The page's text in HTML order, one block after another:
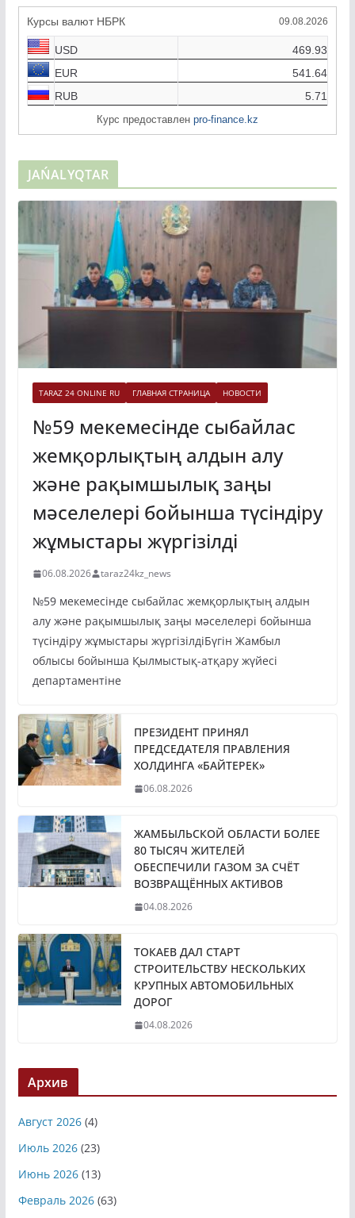
Курсы валют НБРК 09.08.2026
USD
469.93
EUR
541.64
RUB
5.71
Курс предоставлен pro-finance.kz
JAŃALYQTAR
TARAZ 24 ONLINE RU ГЛАВНАЯ СТРАНИЦА НОВОСТИ
№59 мекемесінде сыбайлас
жемқорлықтың алдын алу
және рақымшылық заңы
мәселелері бойынша түсіндіру
жұмыстары жүргізілді
06.08.2026 taraz24kz_news
№59 мекемесінде сыбайлас жемқорлықтың алдын
алу және рақымшылық заңы мәселелері бойынша
түсіндіру жұмыстары жүргізілдіБүгін Жамбыл
облысы бойынша Қылмыстық-атқару жүйесі
департаментіне
ПРЕЗИДЕНТ ПРИНЯЛ
ПРЕДСЕДАТЕЛЯ ПРАВЛЕНИЯ
ХОЛДИНГА «БАЙТЕРЕК»
06.08.2026
ЖАМБЫЛЬСКОЙ ОБЛАСТИ БОЛЕЕ
80 ТЫСЯЧ ЖИТЕЛЕЙ
ОБЕСПЕЧИЛИ ГАЗОМ ЗА СЧЁТ
ВОЗВРАЩЁННЫХ АКТИВОВ
04.08.2026
ТОКАЕВ ДАЛ СТАРТ
СТРОИТЕЛЬСТВУ НЕСКОЛЬКИХ
КРУПНЫХ АВТОМОБИЛЬНЫХ
ДОРОГ
04.08.2026
Архив
Август 2026(4)
Июль 2026(23)
Июнь 2026(13)
Февраль 2026(63)